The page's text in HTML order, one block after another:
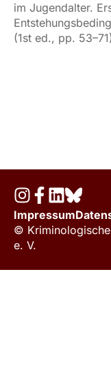
im Jugendalter.
(1st ed., pp.
Impressum
©
e. V.